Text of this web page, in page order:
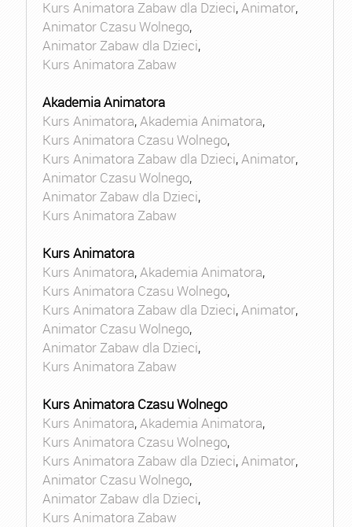
Kurs Animatora Zabaw dla Dzieci,Animator,
Animator Czasu Wolnego,
Animator Zabaw dla Dzieci,
Kurs Animatora Zabaw
Akademia Animatora
Kurs Animatora,Akademia Animatora,
Kurs Animatora Czasu Wolnego,
Kurs Animatora Zabaw dla Dzieci,Animator,
Animator Czasu Wolnego,
Animator Zabaw dla Dzieci,
Kurs Animatora Zabaw
Kurs Animatora
Kurs Animatora,Akademia Animatora,
Kurs Animatora Czasu Wolnego,
Kurs Animatora Zabaw dla Dzieci,Animator,
Animator Czasu Wolnego,
Animator Zabaw dla Dzieci,
Kurs Animatora Zabaw
Kurs Animatora Czasu Wolnego
Kurs Animatora,Akademia Animatora,
Kurs Animatora Czasu Wolnego,
Kurs Animatora Zabaw dla Dzieci,Animator,
Animator Czasu Wolnego,
Animator Zabaw dla Dzieci,
Kurs Animatora Zabaw